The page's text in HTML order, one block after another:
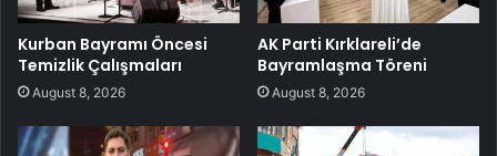
Kurban Bayramı Öncesi
Temizlik Çalışmaları
August 8, 2026
AK Parti Kırklareli’de
Bayramlaşma Töreni
August 8, 2026